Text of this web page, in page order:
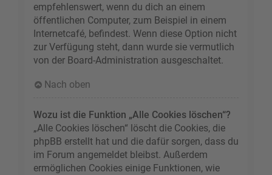
empfehlenswert, wenn du dich an einem
öffentlichen Computer, zum Beispiel in einem
Internetcafé, befindest. Wenn diese Option nicht
zur Verfügung steht, dann wurde sie vermutlich
von der Board-Administration ausgeschaltet.
Nach oben
Wozu ist die Funktion „Alle Cookies löschen“?
„Alle Cookies löschen“ löscht die Cookies, die
phpBB erstellt hat und die dafür sorgen, dass du
im Forum angemeldet bleibst. Außerdem
ermöglichen Cookies einige Funktionen, wie